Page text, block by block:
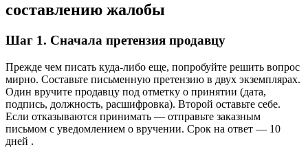
составлению жалобы
Шаг 1. Сначала претензия продавцу
Прежде чем писать куда-либо еще, попробуйте решить вопрос
мирно. Составьте письменную претензию в двух экземплярах.
Один вручите продавцу под отметку о принятии (дата,
подпись, должность, расшифровка). Второй оставьте себе.
Если отказываются принимать — отправьте заказным
письмом с уведомлением о вручении. Срок на ответ — 10
дней .